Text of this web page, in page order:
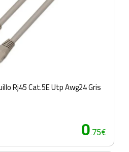
Rj45 Cat.5E Utp Awg24 Gris
0.75€